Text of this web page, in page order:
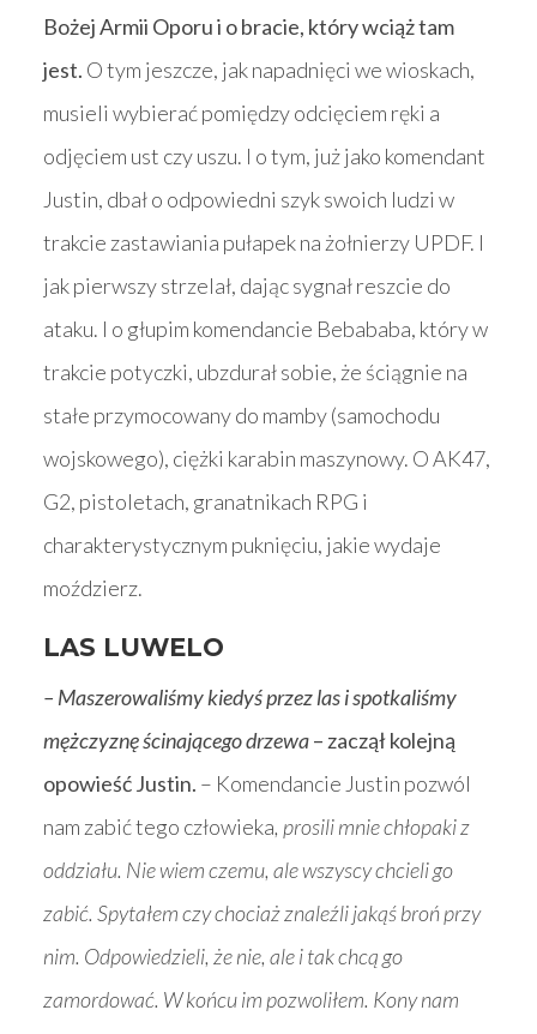
Bożej Armii Oporu i o bracie, który wciąż tam
jest. O tym jeszcze, jak napadnięci we wioskach,
musieli wybierać pomiędzy odcięciem ręki a
odjęciem ust czy uszu. I o tym, już jako komendant
Justin, dbał o odpowiedni szyk swoich ludzi w
trakcie zastawiania pułapek na żołnierzy UPDF. I
jak pierwszy strzelał, dając sygnał reszcie do
ataku. I o głupim komendancie Bebababa, który w
trakcie potyczki, ubzdurał sobie, że ściągnie na
stałe przymocowany do mamby (samochodu
wojskowego), ciężki karabin maszynowy. O AK47,
G2, pistoletach, granatnikach RPG i
charakterystycznym puknięciu, jakie wydaje
moździerz.
LAS LUWELO
– Maszerowaliśmy kiedyś przez las i spotkaliśmy
mężczyznę ścinającego drzewa– zaczął kolejną
opowieść Justin. – Komendancie Justin pozwól
nam zabić tego człowieka, prosili mnie chłopaki z
oddziału. Nie wiem czemu, ale wszyscy chcieli go
zabić. Spytałem czy chociaż znaleźli jakąś broń przy
nim. Odpowiedzieli, że nie, ale i tak chcą go
zamordować. W końcu im pozwoliłem. Kony nam